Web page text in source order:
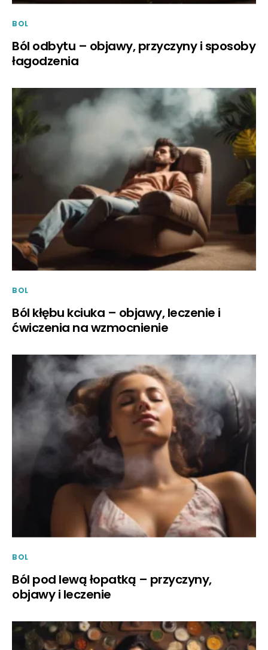
BOL
Ból odbytu – objawy, przyczyny i sposoby
łagodzenia
BOL
Ból kłębu kciuka – objawy, leczenie i
ćwiczenia na wzmocnienie
BOL
Ból pod lewą łopatką – przyczyny,
objawy i leczenie